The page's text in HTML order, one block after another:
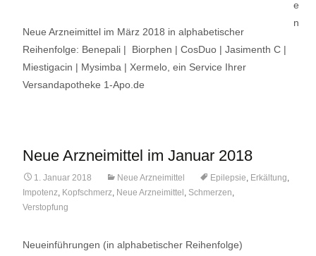
Neue Arzneimittel im März 2018 in alphabetischer
Reihenfolge: Benepali | Biorphen | CosDuo | Jasimenth C |
Miestigacin | Mysimba | Xermelo, ein Service Ihrer
Versandapotheke 1-Apo.de
Neue Arzneimittel im Januar 2018
1. Januar 2018 Neue Arzneimittel Epilepsie, Erkältung,
Impotenz, Kopfschmerz, Neue Arzneimittel , Schmerzen,
Verstopfung
Neueinführungen (in alphabetischer Reihenfolge)